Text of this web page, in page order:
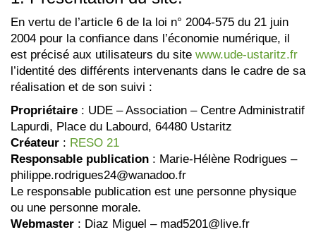
En vertu de l’article 6 de la loi n° 2004-575 du 21 juin
2004 pour la confiance dans l’économie numérique, il
est précisé aux utilisateurs du site www.ude-ustaritz.fr
l’identité des différents intervenants dans le cadre de sa
réalisation et de son suivi :
Propriétaire : UDE – Association – Centre Administratif
Lapurdi, Place du Labourd, 64480 Ustaritz
Créateur : RESO 21
Responsable publication : Marie-Hélène Rodrigues –
philippe.rodrigues24@wanadoo.fr
Le responsable publication est une personne physique
ou une personne morale.
Webmaster : Diaz Miguel – mad5201@live.fr